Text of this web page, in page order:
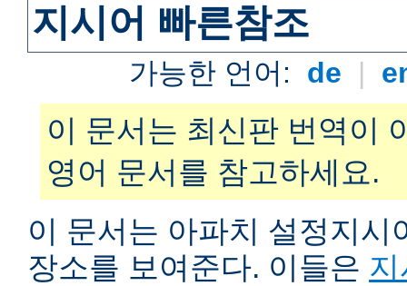
지시어 빠른참조
가능한 언어: de |
이 문서는 최신판 번역이
영어 문서를 참고하세요.
이 문서는 아파치 설정지
장소를 보여준다. 이들은